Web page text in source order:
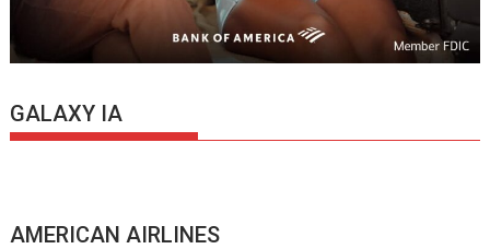
GALAXY IA
AMERICAN AIRLINES